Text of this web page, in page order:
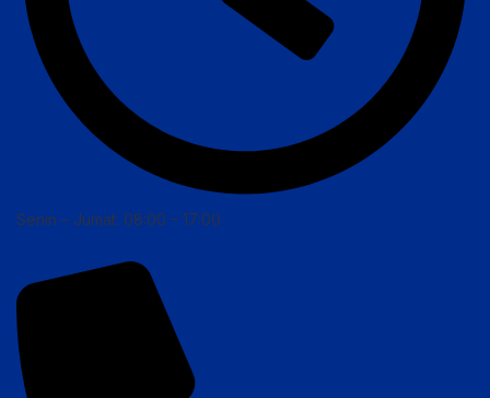
Senin – Jumat: 08:00 – 17:00